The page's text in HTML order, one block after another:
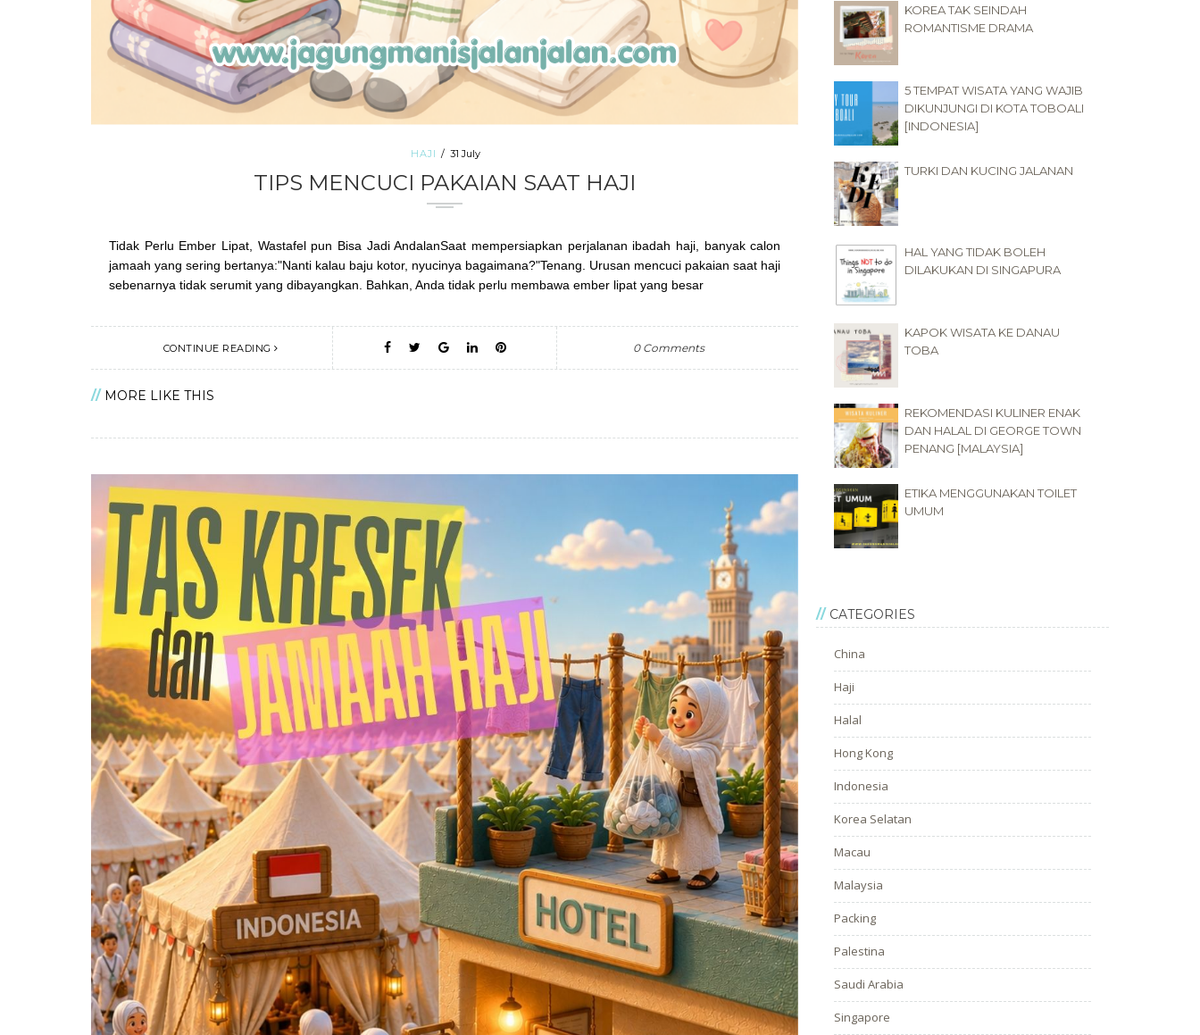
HAJI 31 July
TIPS MENCUCI PAKAIAN SAAT HAJI
Tidak Perlu Ember Lipat, Wastafel pun Bisa Jadi AndalanSaat mempersiapkan perjalanan ibadah haji, banyak calon
jamaah yang sering bertanya:"Nanti kalau baju kotor, nyucinya bagaimana?"Tenang. Urusan mencuci pakaian saat haji
sebenarnya tidak serumit yang dibayangkan. Bahkan, Anda tidak perlu membawa ember lipat yang besar
CONTINUE READING 0 Comments
MORE LIKE THIS
KOREA TAK SEINDAH
ROMANTISME DRAMA
5 TEMPAT WISATA YANG WAJIB
DIKUNJUNGI DI KOTA TOBOALI
[INDONESIA]
TURKI DAN KUCING JALANAN
HAL YANG TIDAK BOLEH
DILAKUKAN DI SINGAPURA
KAPOK WISATA KE DANAU
TOBA
REKOMENDASI KULINER ENAK
DAN HALAL DI GEORGE TOWN
PENANG [MALAYSIA]
ETIKA MENGGUNAKAN TOILET
UMUM
CATEGORIES
China
Haji
Halal
Hong Kong
Indonesia
Korea Selatan
Macau
Malaysia
Packing
Palestina
Saudi Arabia
Singapore